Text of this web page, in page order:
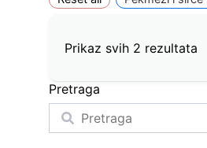
Prikaz svih 2 rezultata
Pretraga